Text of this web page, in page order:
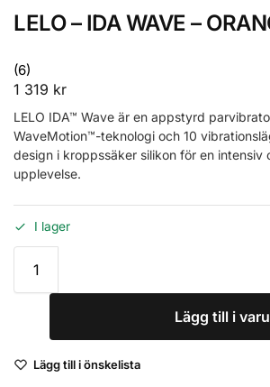
LELO – IDA WAVE –
(6)
1 319 kr
LELO IDA™ Wave är en appstyrd
WaveMotion™-teknologi och 10
design i kroppssäker silikon för en intensiv
upplevelse.
I lager
Lägg till i
Lägg till i önskelista